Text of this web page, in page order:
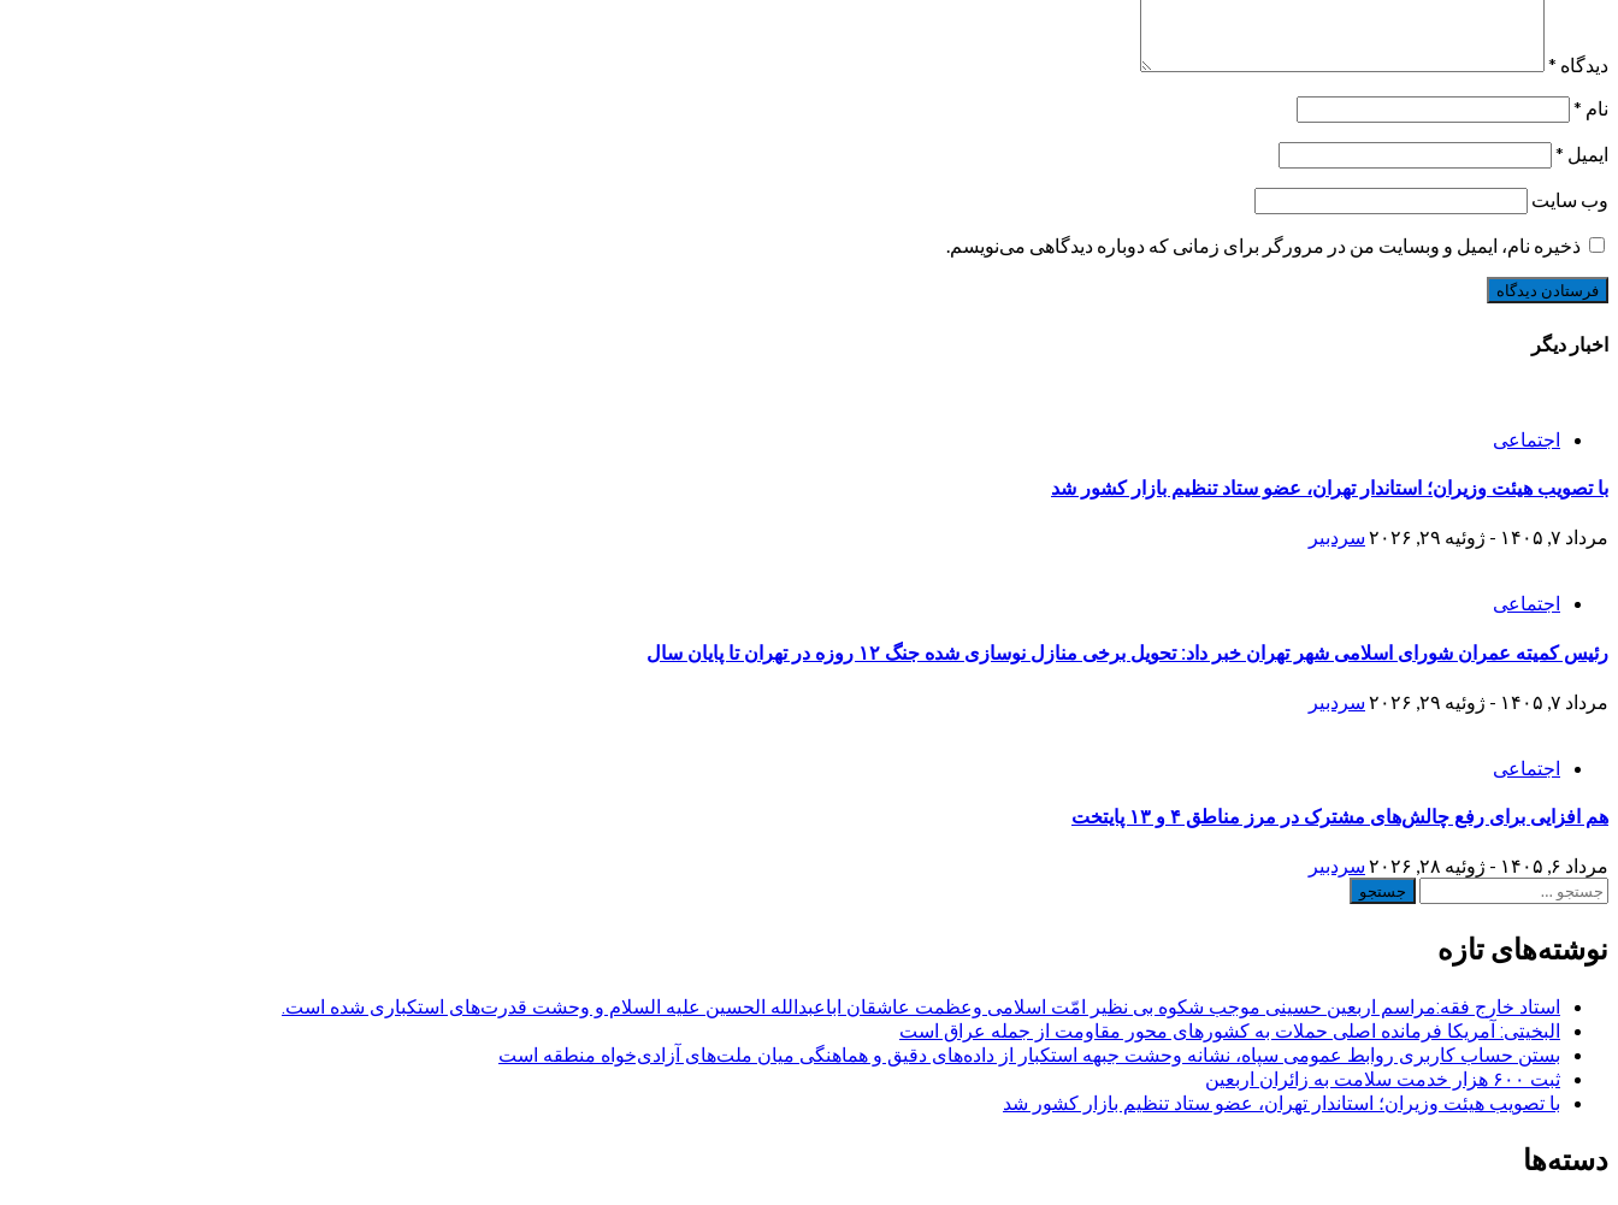
دیدگاه *
نام *
ایمیل *
وب‌ سایت
ذخیره نام، ایمیل و وبسایت من در مرورگر برای زمانی که دوباره دیدگاهی می‌نویسم.
اخبار دیگر
اجتماعی
با تصویب هیئت وزیران؛ استاندار تهران، عضو ستاد تنظیم بازار کشور شد
مرداد ۷, ۱۴۰۵ - ژوئیه ۲۹, ۲۰۲۶ سردبیر
اجتماعی
رئیس کمیته عمران شورای اسلامی شهر تهران خبر داد: تحویل برخی منازل نوسازی شده جنگ ۱۲ روزه در تهران تا پایان سال
مرداد ۷, ۱۴۰۵ - ژوئیه ۲۹, ۲۰۲۶ سردبیر
اجتماعی
هم افزایی برای رفع چالش‌های مشترک در مرز مناطق ۴ و ۱۳ پایتخت
مرداد ۶, ۱۴۰۵ - ژوئیه ۲۸, ۲۰۲۶
سردبیر
جستجو
نوشته‌های تازه
استاد خارج فقه:مراسم اربعین حسینی موجب شکوه بی نظیر امّت اسلامی وعظمت عاشقان اباعبدالله الحسین علیه السلام و وحشت قدرت‌های استکباری شده است.
البخیتی: آمریکا فرمانده اصلی حملات به کشورهای محور مقاومت از جمله عراق است
بستن حساب کاربری روابط عمومی سپاه، نشانه‌ وحشت جبهه استکبار از داده‌های دقیق و هماهنگی میان ملت‌های آزادی‌خواه منطقه است
ثبت ۶۰۰ هزار خدمت سلامت به زائران اربعین
با تصویب هیئت وزیران؛ استاندار تهران، عضو ستاد تنظیم بازار کشور شد
دسته‌ها